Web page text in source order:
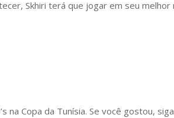
Skhiri terá que jogar em seu melhor
na Copa da Tunísia. Se você gostou,